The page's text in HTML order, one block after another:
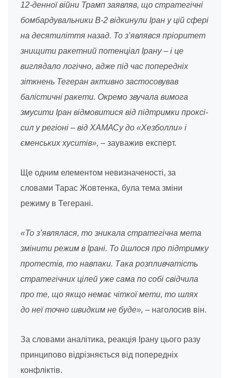
12-денної війни Трамп заявляв, що стратегічні
бомбардувальники B-2 відкинули Іран у цій сфері
на десятиліття назад. То з’являвся пріоритет
знищити ракетний потенціал Ірану – і це
виглядало логічно, адже під час попередніх
зіткнень Тегеран активно застосовував
балістичні ракети. Окремо звучала вимога
змусити Іран відмовитися від підтримки проксі-
сил у регіоні – від ХАМАСу до «Хезболли» і
єменських хуситів», – зауважив експерт.
Ще одним елементом невизначеності, за
словами Тарас Жовтенка, була тема зміни
режиму в Тегерані.
«То з’являлася, то зникала стратегічна мета
змінити режим в Ірані. То йшлося про підтримку
протестів, то навпаки. Така розпливчатість
стратегічних цілей уже сама по собі свідчила
про те, що якщо немає чіткої мети, то шлях
до неї точно швидким не буде», – наголосив він.
За словами аналітика, реакція Ірану цього разу
принципово відрізняється від попередніх
конфліктів.